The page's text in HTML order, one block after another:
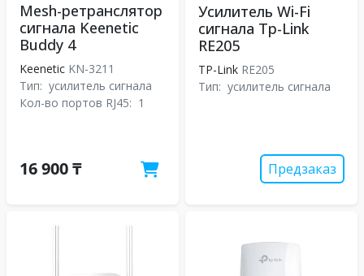
Mesh-ретранслятор
сигнала Keenetic
Buddy 4
Keenetic KN-3211
Тип: усилитель сигнала
Кол-во портов RJ45: 1
16 900 ₸
Усилитель Wi-Fi
сигнала Tp-Link
RE205
TP-Link RE205
Тип: усилитель сигнала
Предзаказ